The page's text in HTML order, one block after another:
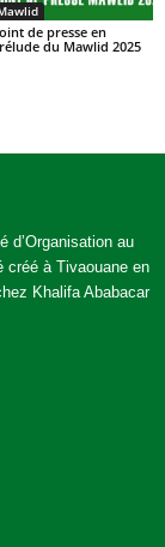
de presse en
du Mawlid 2025
d’Organisation au
à Tivaouane en
Khalifa Ababacar